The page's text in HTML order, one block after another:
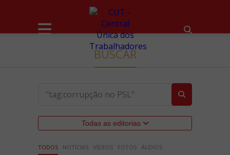
BUSCAR
Todas as editorias
TODOS NOTÍCIAS VÍDEOS FOTOS ÁUDIOS